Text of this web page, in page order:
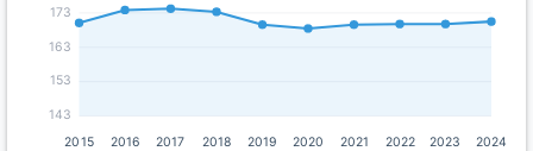
143
153
163
173
2015 2016 2017 2018 2019 2020 2021 2022 2023 2024